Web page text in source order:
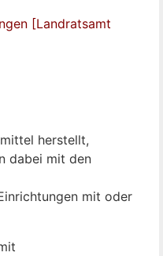
[Landratsamt
herstellt,
dabei mit den
mit oder